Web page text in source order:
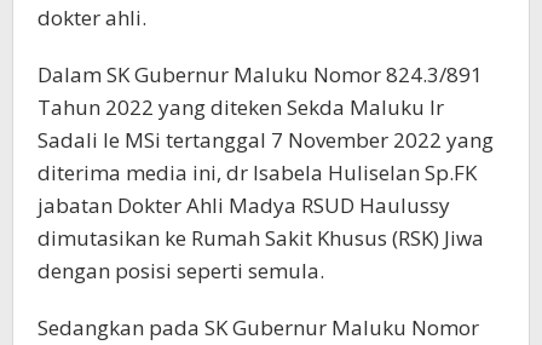
dokter ahli.
Dalam SK Gubernur Maluku Nomor 824.3/891
Tahun 2022 yang diteken Sekda Maluku Ir
Sadali Ie MSi tertanggal 7 November 2022 yang
diterima media ini, dr Isabela Huliselan Sp.FK
jabatan Dokter Ahli Madya RSUD Haulussy
dimutasikan ke Rumah Sakit Khusus (RSK) Jiwa
dengan posisi seperti semula.
Sedangkan pada SK Gubernur Maluku Nomor